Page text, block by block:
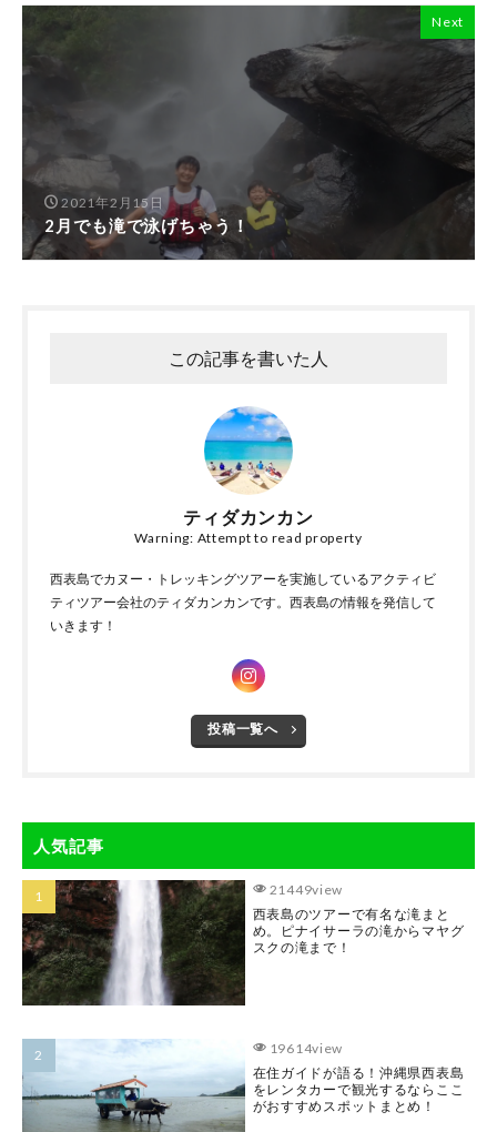
Next
2021年2月15日
2月でも滝で泳げちゃう！
この記事を書いた人
ティダカンカン
Warning: Attempt to read property
西表島でカヌー・トレッキングツアーを実施しているアクティビ
ティツアー会社のティダカンカンです。西表島の情報を発信して
いきます！
投稿一覧へ
人気記事
21449view
西表島のツアーで有名な滝まと
め。ピナイサーラの滝からマヤグ
スクの滝まで！
19614view
在住ガイドが語る！沖縄県西表島
をレンタカーで観光するならここ
がおすすめスポットまとめ！